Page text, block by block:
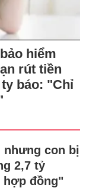
hiểm
rút tiền
báo: "Chỉ
nhưng con bị
2,7 tỷ
hợp đồng"